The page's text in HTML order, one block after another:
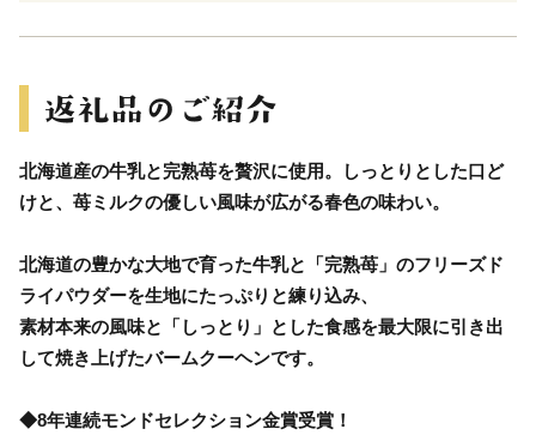
北海道産の牛乳と完熟苺を贅沢に使用。しっとりとした口ど
けと、苺ミルクの優しい風味が広がる春色の味わい。
北海道の豊かな大地で育った牛乳と「完熟苺」のフリーズド
ライパウダーを生地にたっぷりと練り込み、
素材本来の風味と「しっとり」とした食感を最大限に引き出
して焼き上げたバームクーヘンです。
◆8年連続モンドセレクション金賞受賞！